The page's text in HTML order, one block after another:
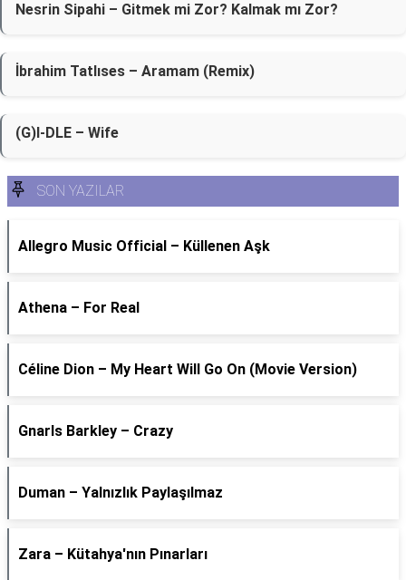
Nesrin Sipahi – Gitmek mi Zor? Kalmak mı Zor?
İbrahim Tatlıses – Aramam (Remix)
(G)I-DLE – Wife
SON YAZILAR
Allegro Music Official – Küllenen Aşk
Athena – For Real
Céline Dion – My Heart Will Go On (Movie Version)
Gnarls Barkley – Crazy
Duman – Yalnızlık Paylaşılmaz
Zara – Kütahya'nın Pınarları